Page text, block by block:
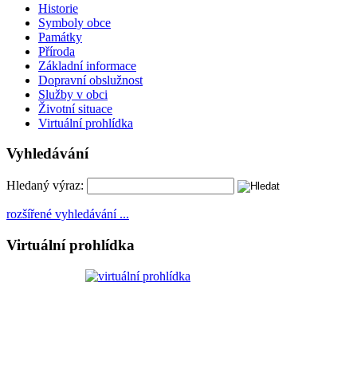
Historie
Symboly obce
Památky
Příroda
Základní informace
Dopravní obslužnost
Služby v obci
Životní situace
Virtuální prohlídka
Vyhledávání
Hledaný výraz:
rozšířené vyhledávání ...
Virtuální prohlídka